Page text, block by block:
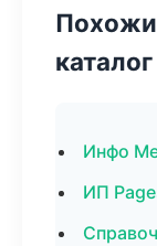
каталог
Инфо
ИП